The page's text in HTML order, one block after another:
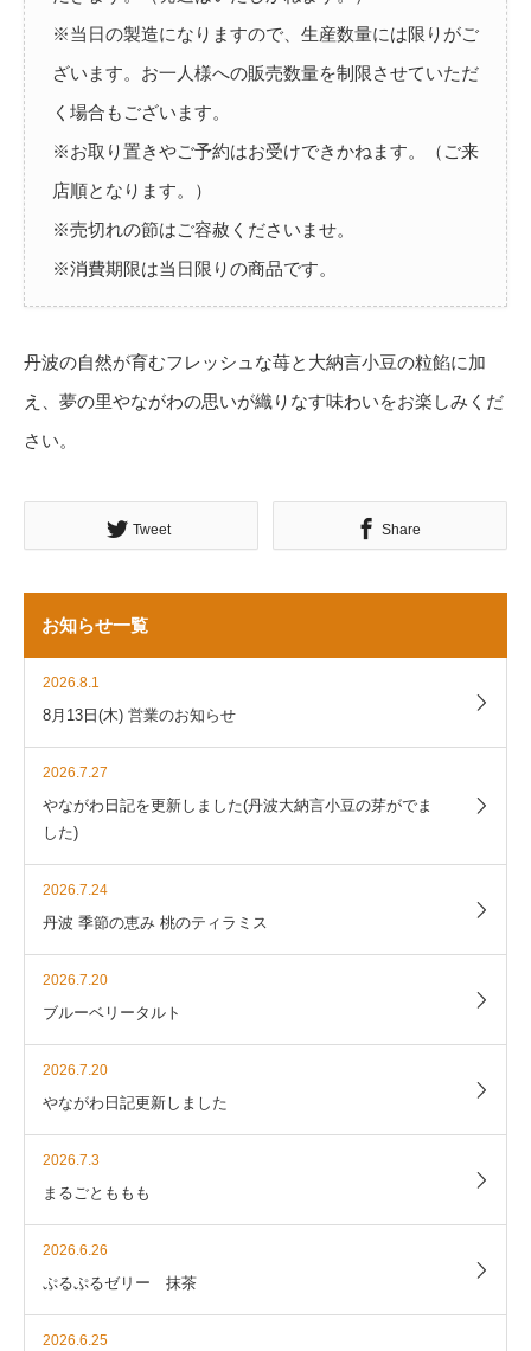
※当日の製造になりますので、生産数量には限りがご
ざいます。お一人様への販売数量を制限させていただ
く場合もございます。
※お取り置きやご予約はお受けできかねます。（ご来
店順となります。）
※売切れの節はご容赦くださいませ。
※消費期限は当日限りの商品です。
丹波の自然が育むフレッシュな苺と大納言小豆の粒餡に加
え、夢の里やながわの思いが織りなす味わいをお楽しみくだ
さい。
Tweet Share
お知らせ一覧
2026.8.1
8月13日(木) 営業のお知らせ
2026.7.27
やながわ日記を更新しました(丹波大納言小豆の芽がでま
した)
2026.7.24
丹波 季節の恵み 桃のティラミス
2026.7.20
ブルーベリータルト
2026.7.20
やながわ日記更新しました
2026.7.3
まるごとももも
2026.6.26
ぷるぷるゼリー 抹茶
2026.6.25